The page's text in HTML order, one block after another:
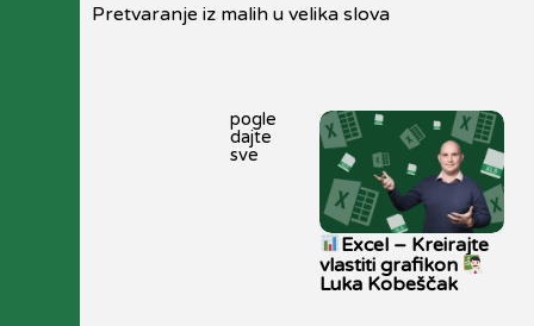
Pretvaranje iz malih u velika slova
pogle
dajte
sve
Excel – Kreirajte
vlastiti grafikon
Luka Kobeščak